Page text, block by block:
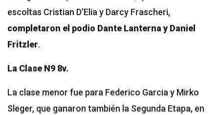
escoltas Cristian D’Elia y Darcy Frascheri,
completaron el podio Dante Lanterna y Daniel
Fritzler.
La Clase N9 8v.
La clase menor fue para Federico Garcia y Mirko
Sleger, que ganaron también la Segunda Etapa, en